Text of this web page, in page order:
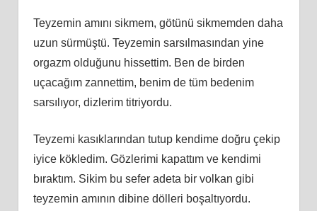
Teyzemin amını sikmem, götünü sikmemden daha
uzun sürmüştü. Teyzemin sarsılmasından yine
orgazm olduğunu hissettim. Ben de birden
uçacağım zannettim, benim de tüm bedenim
sarsılıyor, dizlerim titriyordu.
Teyzemi kasıklarından tutup kendime doğru çekip
iyice kökledim. Gözlerimi kapattım ve kendimi
bıraktım. Sikim bu sefer adeta bir volkan gibi
teyzemin amının dibine dölleri boşaltıyordu.